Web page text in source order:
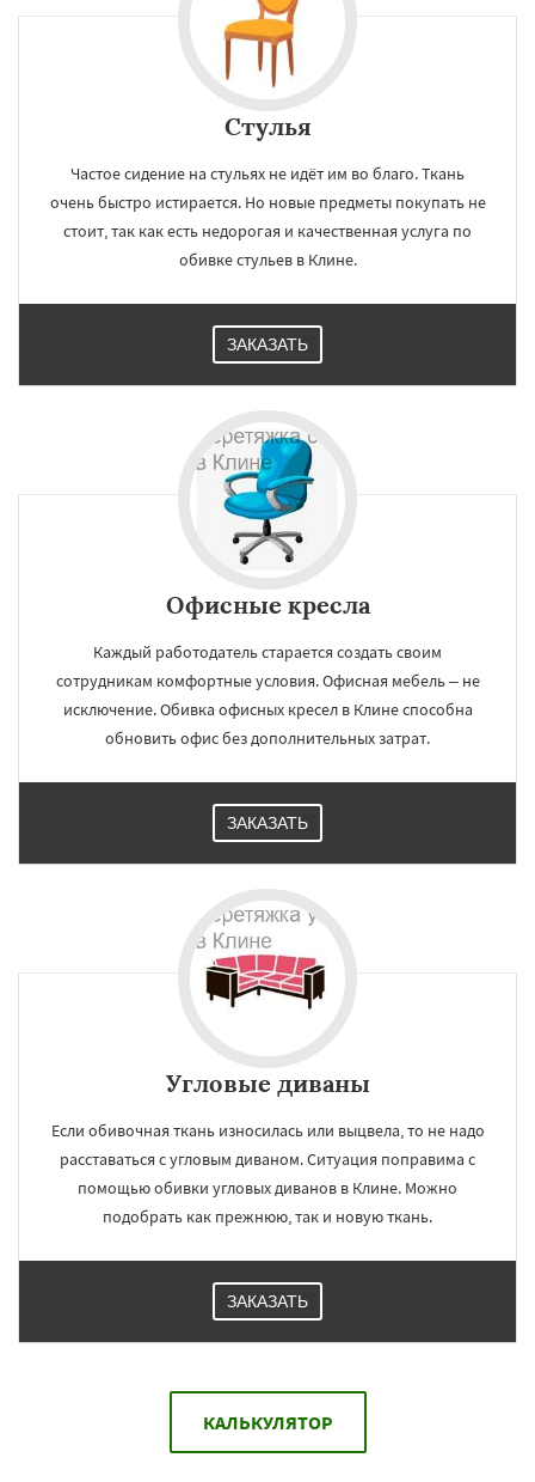
Стулья
Частое сидение на стульях не идёт им во благо. Ткань
очень быстро истирается. Но новые предметы покупать не
стоит, так как есть недорогая и качественная услуга по
обивке стульев в Клине.
ЗАКАЗАТЬ
Офисные кресла
Каждый работодатель старается создать своим
сотрудникам комфортные условия. Офисная мебель – не
исключение. Обивка офисных кресел в Клине способна
обновить офис без дополнительных затрат.
ЗАКАЗАТЬ
Угловые диваны
Если обивочная ткань износилась или выцвела, то не надо
расставаться с угловым диваном. Ситуация поправима с
помощью обивки угловых диванов в Клине. Можно
подобрать как прежнюю, так и новую ткань.
ЗАКАЗАТЬ
КАЛЬКУЛЯТОР